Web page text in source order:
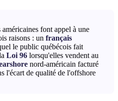
font appel à une
raisons : un français
le public québécois fait
Loi 96 lorsqu'elles vendent au
nord-américain facturé
l'écart de qualité de l'offshore